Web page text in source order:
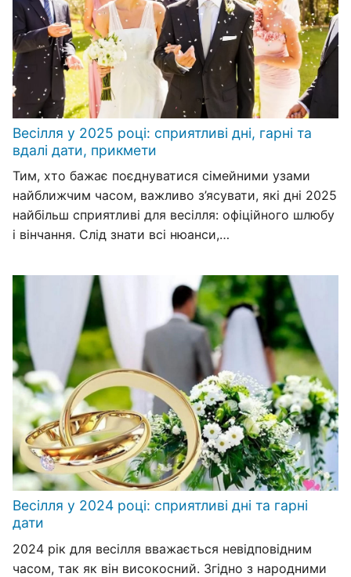
Весілля у 2025 році: сприятливі дні, гарні та
вдалі дати, прикмети
Тим, хто бажає поєднуватися сімейними узами
найближчим часом, важливо з’ясувати, які дні 2025
найбільш сприятливі для весілля: офіційного шлюбу
і вінчання. Слід знати всі нюанси,…
Весілля у 2024 році: сприятливі дні та гарні
дати
2024 рік для весілля вважається невідповідним
часом, так як він високосний. Згідно з народними